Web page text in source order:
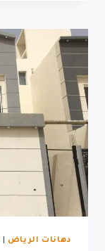
دهانات الرياض